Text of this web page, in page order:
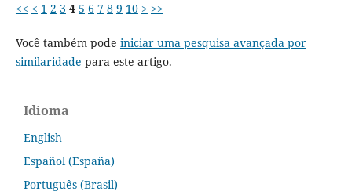
<< < 1 2 3 4 5 6 7 8 9 10 > >>
Você também pode iniciar uma pesquisa avançada por
similaridade para este artigo.
Idioma
English
Español (España)
Português (Brasil)